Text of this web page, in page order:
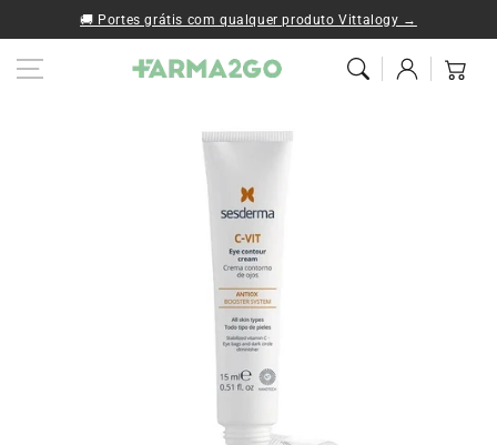
Ir al contenido🚚 Portes grátis com qualquer produto Vittalogy →
Iniciar
sesión
Carrito